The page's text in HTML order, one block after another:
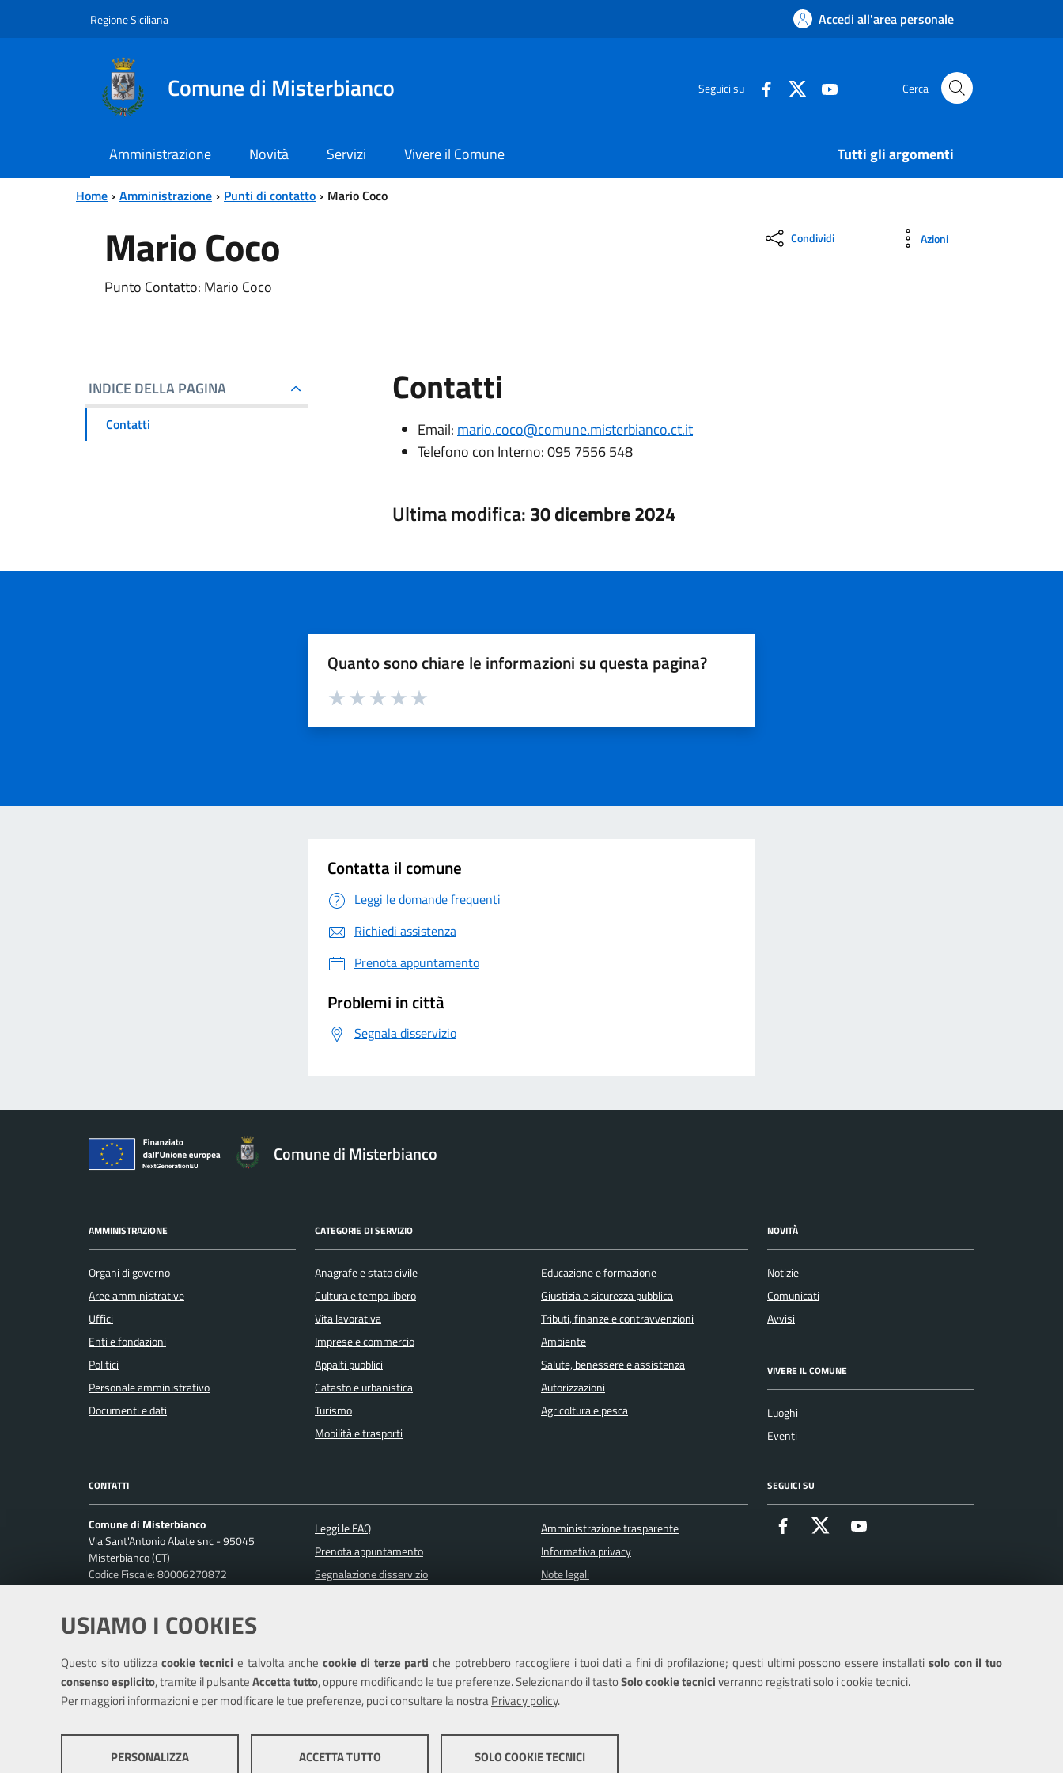
USIAMO I COOKIES
Questo sito utilizzacookie tecnici e talvolta anchecookie di terze parti che potrebbero raccogliere i tuoi dati a fini di profilazione; questi ultimi possono essere installati solo con il tuo
consenso esplicito, tramite il pulsanteAccetta tutto, oppure modificando le tue preferenze. Selezionando il tastoSolo cookie tecniciverranno registrati solo i cookie tecnici.
Per maggiori informazioni e per modificare le tue preferenze, puoi consultare la nostraPrivacy policy.
PERSONALIZZA ACCETTA TUTTO SOLO COOKIE TECNICI
Regione Siciliana Accedi all'area personale
Comune di Misterbianco Seguici su Cerca
Amministrazione Novità Servizi Vivere il Comune Tutti gli argomenti
Home Amministrazione Punti di contatto Mario Coco
Mario Coco
Punto Contatto: Mario Coco
Condividi Azioni
INDICE DELLA PAGINA
Contatti
Contatti
Email: mario.coco@comune.misterbianco.ct.it
Telefono con Interno:095 7556 548
Ultima modifica:30 dicembre 2024
Quanto sono chiare le informazioni su questa pagina?
Contatta il comune
Leggi le domande frequenti
Richiedi assistenza
Prenota appuntamento
Problemi in città
Segnala disservizio
Comune di Misterbianco
AMMINISTRAZIONE
Organi di governo
Aree amministrative
Uffici
Enti e fondazioni
Politici
Personale amministrativo
Documenti e dati
CATEGORIE DI SERVIZIO
Anagrafe e stato civile
Cultura e tempo libero
Vita lavorativa
Imprese e commercio
Appalti pubblici
Catasto e urbanistica
Turismo
Mobilità e trasporti
Educazione e formazione
Giustizia e sicurezza pubblica
Tributi, finanze e contravvenzioni
Ambiente
Salute, benessere e assistenza
Autorizzazioni
Agricoltura e pesca
NOVITÀ
Notizie
Comunicati
Avvisi
VIVERE IL COMUNE
Luoghi
Eventi
CONTATTI
Comune di Misterbianco
Via Sant'Antonio Abate snc - 95045
Misterbianco (CT)
Codice Fiscale: 80006270872
Ufficio Relazioni con il Pubblico
protocollo.misterbianco@pec.it
Centralino unico: 095-7556200
Leggi le FAQ
Prenota appuntamento
Segnalazione disservizio
Amministrazione trasparente
Informativa privacy
Note legali
SEGUICI SU
Facebook